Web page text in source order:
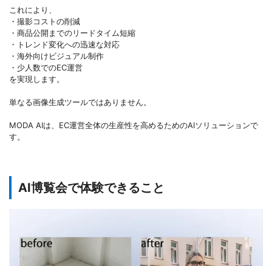
これにより、
・撮影コストの削減
・商品公開までのリードタイム短縮
・トレンド変化への迅速な対応
・海外向けビジュアル制作
・少人数でのEC運営
を実現します。
単なる画像生成ツールではありません。
MODA AIは、EC運営全体の生産性を高めるためのAIソリューションで
す。
AI博覧会で体験できること